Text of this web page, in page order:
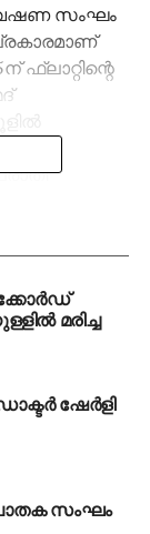
സംഘം
നിന്ന് കുട്ടി
നിഹിര്‍
നിന്നാണ്
മരിച്ച
ഷേര്‍ളി
സംഘം